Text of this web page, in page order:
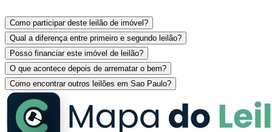
Como participar deste leilão de imóvel?
Qual a diferença entre primeiro e segundo leilão?
Posso financiar este imóvel de leilão?
O que acontece depois de arrematar o bem?
Como encontrar outros leilões em Sao Paulo?